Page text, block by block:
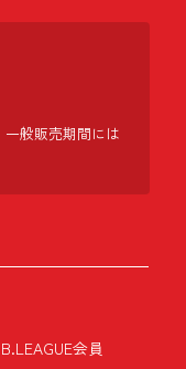
一般販売期間には
会員